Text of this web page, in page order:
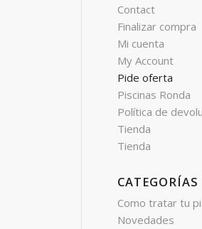
Contact
Finalizar compra
Mi cuenta
My Account
Pide oferta
Piscinas Ronda
Política de
Tienda
Tienda
CATEGORÍAS
Como tratar tu
Novedades